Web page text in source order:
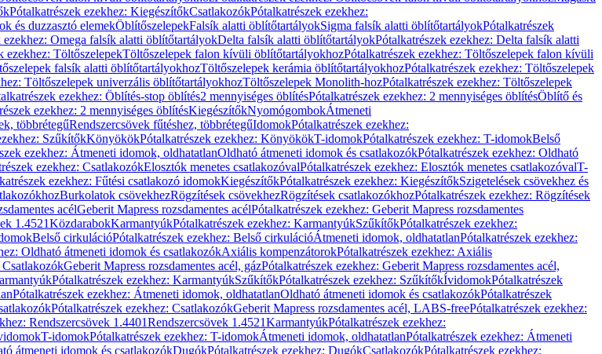
Pótalkatrészek ezekhez: KiegészítőkCsatlakozókPótalkatrészek ezekhez:
és duzzasztó elemekÖblítőszelepekFalsík alatti öblítőtartályokSigma falsík alatti öblítőtartályokPótalkatrészek
ezekhez: Omega falsík alatti öblítőtartályokDelta falsík alatti öblítőtartályokPótalkatrészek ezekhez: Delta falsík alatti
ezekhez: TöltőszelepekTöltőszelepek falon kívüli öblítőtartályokhozPótalkatrészek ezekhez: Töltőszelepek falon kívüli
falsík alatti öblítőtartályokhozTöltőszelepek kerámia öblítőtartályokhozPótalkatrészek ezekhez: Töltőszelepek
Töltőszelepek univerzális öblítőtartályokhozTöltőszelepek Monolith-hozPótalkatrészek ezekhez: Töltőszelepek
ezekhez: Öblítés-stop öblítés2 mennyiséges öblítésPótalkatrészek ezekhez: 2 mennyiséges öblítésÖblítő és
ezekhez: 2 mennyiséges öblítésKiegészítőkNyomógombokÁtmeneti
többrétegűRendszercsövek fűtéshez, többrétegűIdomokPótalkatrészek ezekhez:
SzűkítőkKönyökökPótalkatrészek ezekhez: KönyökökT-idomokPótalkatrészek ezekhez: T-idomokBelső
ezekhez: Átmeneti idomok, oldhatatlanOldható átmeneti idomok és csatlakozókPótalkatrészek ezekhez: Oldható
ezekhez: CsatlakozókElosztók menetes csatlakozóvalPótalkatrészek ezekhez: Elosztók menetes csatlakozóvalT-
ezekhez: Fűtési csatlakozó idomokKiegészítőkPótalkatrészek ezekhez: KiegészítőkSzigetelések csövekhez és
Burkolatok csövekhezRögzítések csövekhezRögzítések csatlakozókhozPótalkatrészek ezekhez: Rögzítések
acélGeberit Mapress rozsdamentes acélPótalkatrészek ezekhez: Geberit Mapress rozsdamentes
1.4521KözdarabokKarmantyúkPótalkatrészek ezekhez: KarmantyúkSzűkítőkPótalkatrészek ezekhez:
Belső cirkulációPótalkatrészek ezekhez: Belső cirkulációÁtmeneti idomok, oldhatatlanPótalkatrészek ezekhez:
Oldható átmeneti idomok és csatlakozókAxiális kompenzátorokPótalkatrészek ezekhez: Axiális
CsatlakozókGeberit Mapress rozsdamentes acél, gázPótalkatrészek ezekhez: Geberit Mapress rozsdamentes acél,
Pótalkatrészek ezekhez: KarmantyúkSzűkítőkPótalkatrészek ezekhez: SzűkítőkÍvidomokPótalkatrészek
Pótalkatrészek ezekhez: Átmeneti idomok, oldhatatlanOldható átmeneti idomok és csatlakozókPótalkatrészek
Pótalkatrészek ezekhez: CsatlakozókGeberit Mapress rozsdamentes acél, LABS-freePótalkatrészek ezekhez:
Rendszercsövek 1.4401Rendszercsövek 1.4521KarmantyúkPótalkatrészek ezekhez:
T-idomokPótalkatrészek ezekhez: T-idomokÁtmeneti idomok, oldhatatlanPótalkatrészek ezekhez: Átmeneti
átmeneti idomok és csatlakozókDugókPótalkatrészek ezekhez: DugókCsatlakozókPótalkatrészek ezekhez: